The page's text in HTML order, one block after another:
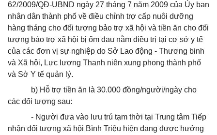
62/2009/QĐ-UBND ngày 27 tháng 7 năm 2009 của Ủy ban
nhân dân thành phố về điều chỉnh trợ cấp nuôi dưỡng
hàng tháng cho đối tượng bảo trợ xã hội và tiền ăn cho đối
tượng bảo trợ xã hội bị ốm đau nằm điều trị tại cơ sở y tế
của các đơn vị sự nghiệp do Sở Lao động - Thương binh
và Xã hội, Lực lượng Thanh niên xung phong thành phố
và Sở Y tế quản lý.
b) Hỗ trợ tiền ăn là 30.000 đồng/người/ngày cho
các đối tượng sau:
- Người đưa vào lưu trú tạm thời tại Trung tâm Tiếp
nhận đối tượng xã hội Bình Triệu hiện đang được hưởng